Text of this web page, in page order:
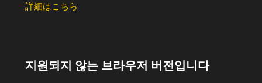
詳細はこちら
지원되지 않는 브라우저 버전입니다